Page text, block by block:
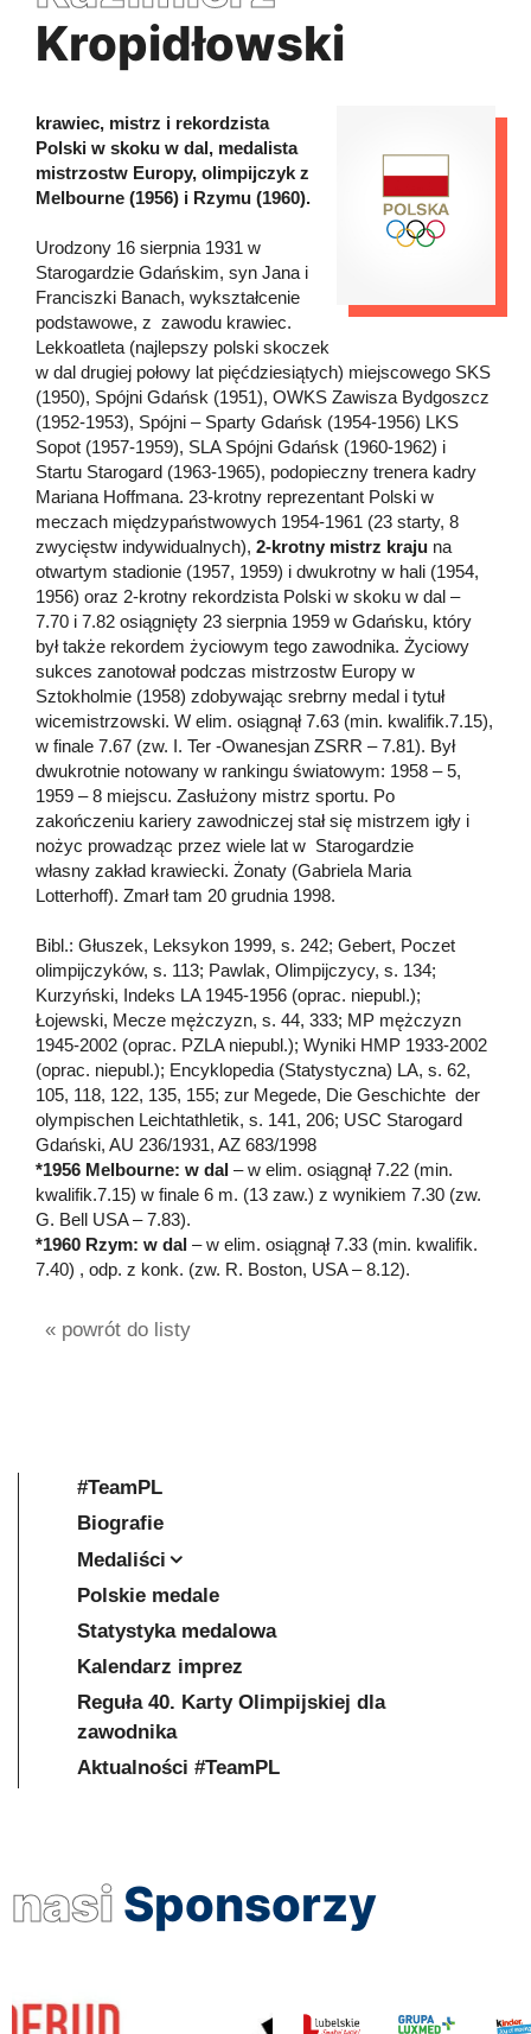
Kropidłowski
krawiec, mistrz i rekordzista
Polski w skoku w dal, medalista
mistrzostw Europy, olimpijczyk z
Melbourne (1956) i Rzymu (1960).
Urodzony 16 sierpnia 1931 w
Starogardzie Gdańskim, syn Jana i
Franciszki Banach, wykształcenie
podstawowe, z zawodu krawiec.
Lekkoatleta (najlepszy polski skoczek
w dal drugiej połowy lat pięćdziesiątych) miejscowego SKS
(1950), Spójni Gdańsk (1951), OWKS Zawisza Bydgoszcz
(1952-1953), Spójni – Sparty Gdańsk (1954-1956) LKS
Sopot (1957-1959), SLA Spójni Gdańsk (1960-1962) i
Startu Starogard (1963-1965), podopieczny trenera kadry
Mariana Hoffmana. 23-krotny reprezentant Polski w
meczach międzypaństwowych 1954-1961 (23 starty, 8
zwycięstw indywidualnych), 2-krotny mistrz kraju na
otwartym stadionie (1957, 1959) i dwukrotny w hali (1954,
1956) oraz 2-krotny rekordzista Polski w skoku w dal –
7.70 i 7.82 osiągnięty 23 sierpnia 1959 w Gdańsku, który
był także rekordem życiowym tego zawodnika. Życiowy
sukces zanotował podczas mistrzostw Europy w
Sztokholmie (1958) zdobywając srebrny medal i tytuł
wicemistrzowski. W elim. osiągnął 7.63 (min. kwalifik.7.15),
w finale 7.67 (zw. I. Ter -Owanesjan ZSRR – 7.81). Był
dwukrotnie notowany w rankingu światowym: 1958 – 5,
1959 – 8 miejscu. Zasłużony mistrz sportu. Po
zakończeniu kariery zawodniczej stał się mistrzem igły i
nożyc prowadząc przez wiele lat w Starogardzie
własny zakład krawiecki. Żonaty (Gabriela Maria
Lotterhoff). Zmarł tam 20 grudnia 1998.
Bibl.: Głuszek, Leksykon 1999, s. 242; Gebert, Poczet
olimpijczyków, s. 113; Pawlak, Olimpijczycy, s. 134;
Kurzyński, Indeks LA 1945-1956 (oprac. niepubl.);
Łojewski, Mecze mężczyzn, s. 44, 333; MP mężczyzn
1945-2002 (oprac. PZLA niepubl.); Wyniki HMP 1933-2002
(oprac. niepubl.); Encyklopedia (Statystyczna) LA, s. 62,
105, 118, 122, 135, 155; zur Megede, Die Geschichte der
olympischen Leichtathletik, s. 141, 206; USC Starogard
Gdański, AU 236/1931, AZ 683/1998
*1956 Melbourne: w dal – w elim. osiągnął 7.22 (min.
kwalifik.7.15) w finale 6 m. (13 zaw.) z wynikiem 7.30 (zw.
G. Bell USA – 7.83).
*1960 Rzym: w dal – w elim. osiągnął 7.33 (min. kwalifik.
7.40) , odp. z konk. (zw. R. Boston, USA – 8.12).
« powrót do listy
#TeamPL
Biografie
Medaliści
Polskie medale
Statystyka medalowa
Kalendarz imprez
Reguła 40. Karty Olimpijskiej dla
zawodnika
Aktualności #TeamPL
nasi Sponsorzy